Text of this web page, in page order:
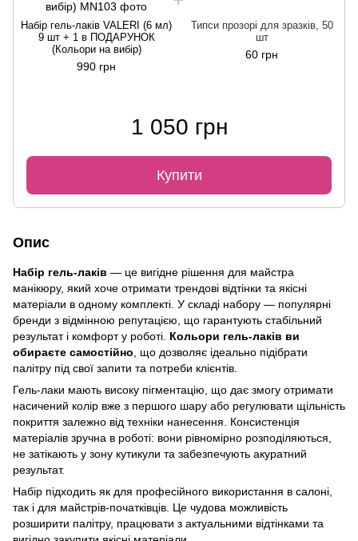
Набір гель-лаків VALERI (6 мл)
9 шт + 1 в ПОДАРУНОК
(Кольори на вибір)
990 грн
Типси прозорі для зразків, 50
шт
60 грн
1 050 грн
Купити
Опис
Набір гель-лаків — це вигідне рішення для майстра
манікюру, який хоче отримати трендові відтінки та якісні
матеріали в одному комплекті. У складі набору — популярні
бренди з відмінною репутацією, що гарантують стабільний
результат і комфорт у роботі. Кольори гель-лаків ви
обираєте самостійно , що дозволяє ідеально підібрати
палітру під свої запити та потреби клієнтів.
Гель-лаки мають високу пігментацію, що дає змогу отримати
насичений колір вже з першого шару або регулювати щільність
покриття залежно від техніки нанесення. Консистенція
матеріалів зручна в роботі: вони рівномірно розподіляються,
не затікають у зону кутикули та забезпечують акуратний
результат.
Набір підходить як для професійного використання в салоні,
так і для майстрів-початківців. Це чудова можливість
розширити палітру, працювати з актуальними відтінками та